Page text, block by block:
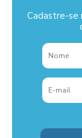
Cadastre-se